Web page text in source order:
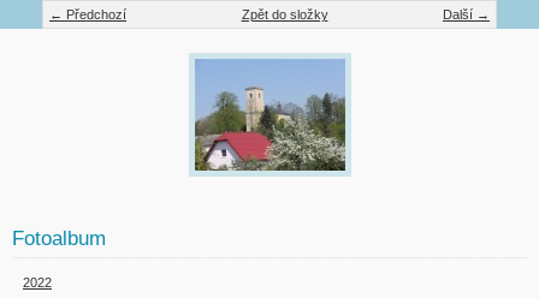
← Předchozí Další →
Zpět do složky
Fotoalbum
2022